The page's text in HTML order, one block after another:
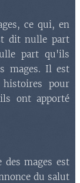
ce qui, en
dit nulle part
part qu'ils
mages. Il est
pour
ont apporté
mages est
du salut